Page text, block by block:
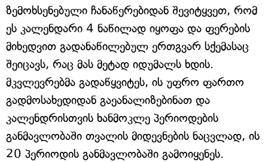
ზემოხსენებული ჩანაწერებიდან შევიტყვეთ, რომ
ეს კალენდარი 4 ნაწილად იყოფა და ფერების
მიხედვით გადანაწილებულ ერთგვარ სქემასაც
შეიცავს, რაც მას მეტად იდუმალს ხდის.
მკვლევრებმა გადაწყვიტეს, ის უფრო ფართო
გადმოსახედიდან გაეანალიზებინათ და
კალენდრისთვის ხანმოკლე პერიოდების
განმავლობაში თვალის მიდევნების ნაცვლად, ის
20 პერიოდის განმავლობაში გამოიყენეს.